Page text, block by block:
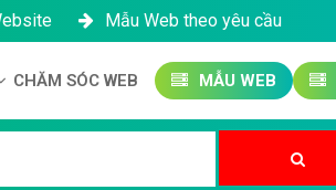
Mẫu Web theo yêu cầu
CHĂM SÓC WEB MẪU WEB